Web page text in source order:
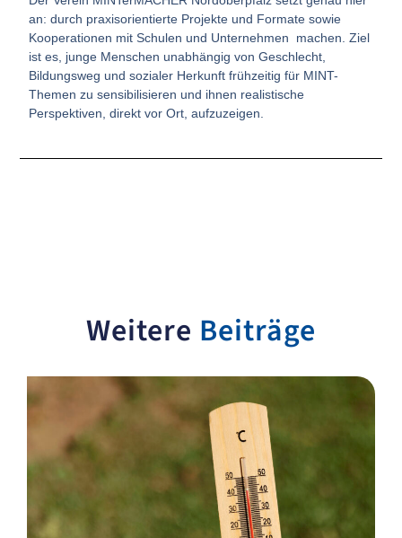
an: durch praxisorientierte Projekte und Formate sowie
Kooperationen mit Schulen und Unternehmen machen. Ziel
ist es, junge Menschen unabhängig von Geschlecht,
Bildungsweg und sozialer Herkunft frühzeitig für MINT-
Themen zu sensibilisieren und ihnen realistische
Perspektiven, direkt vor Ort, aufzuzeigen.
Weitere Beiträge